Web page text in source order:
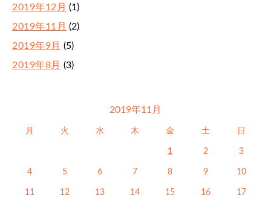
2019年12月 (1)
2019年11月 (2)
2019年9月 (5)
2019年8月 (3)
2019年11月
月 火 水 木 金 土 日
1 2 3
4 5 6 7 8 9 10
11 12 13 14 15 16 17